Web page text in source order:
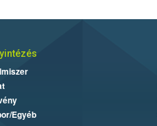
Egyéb